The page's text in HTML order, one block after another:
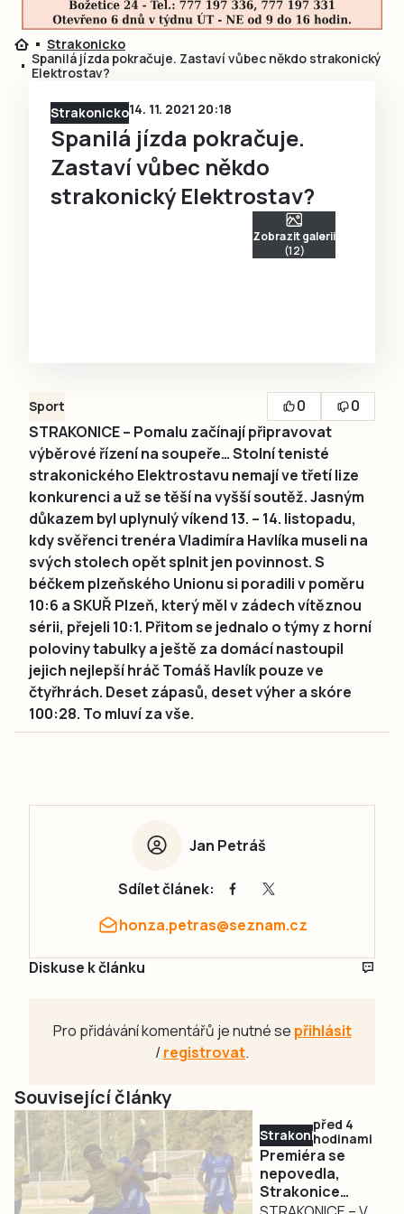
Strakonicko
Spanilá jízda pokračuje. Zastaví vůbec někdo strakonický
Elektrostav?
Strakonicko14. 11. 2021 20:18
Spanilá jízda pokračuje.
Zastaví vůbec někdo
strakonický Elektrostav?
Zobrazit galerii
(12)
Sport 0
0
STRAKONICE – Pomalu začínají připravovat
výběrové řízení na soupeře… Stolní tenisté
strakonického Elektrostavu nemají ve třetí lize
konkurenci a už se těší na vyšší soutěž. Jasným
důkazem byl uplynulý víkend 13. – 14. listopadu,
kdy svěřenci trenéra Vladimíra Havlíka museli na
svých stolech opět splnit jen povinnost. S
béčkem plzeňského Unionu si poradili v poměru
10:6 a SKUŘ Plzeň, který měl v zádech vítěznou
sérii, přejeli 10:1. Přitom se jednalo o týmy z horní
poloviny tabulky a ještě za domácí nastoupil
jejich nejlepší hráč Tomáš Havlík pouze ve
čtyřhrách. Deset zápasů, deset výher a skóre
100:28. To mluví za vše.
Jan Petráš
Sdílet článek:
honza.petras@seznam.cz
Diskuse k článku
Pro přidávání komentářů je nutné se přihlásit
/registrovat.
Související články
Strakonicko
před 4
hodinami
Premiéra se
nepovedla,
Strakonice
podlehly